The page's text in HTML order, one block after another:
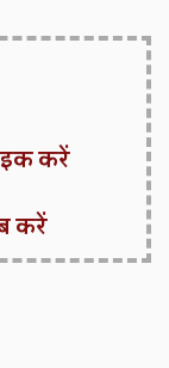
करें
करें